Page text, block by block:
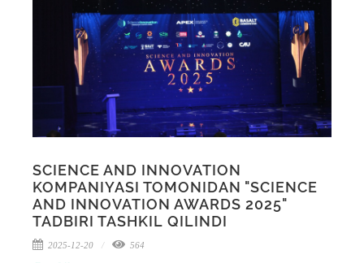
SCIENCE AND INNOVATION
KOMPANIYASI TOMONIDAN "SCIENCE
AND INNOVATION AWARDS 2025"
TADBIRI TASHKIL QILINDI
2025-12-20 564